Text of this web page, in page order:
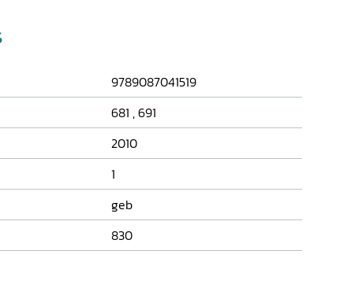
writings, quoted extensively in this biography,
eighteenth-century narrow-minded, provincial
London of the latter part of the century.
9789087041519
681 ,691
2010
1
geb
830